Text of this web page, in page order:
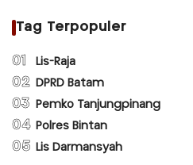
Tag Terpopuler
01 Lis-Raja
02 DPRD Batam
03 Pemko Tanjungpinang
04 Polres Bintan
05 Lis Darmansyah